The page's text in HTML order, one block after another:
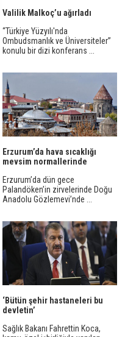
Valilik Malkoç’u ağırladı
“Türkiye Yüzyılı'nda
Ombudsmanlık ve Üniversiteler”
konulu bir dizi konferans ...
Erzurum’da hava sıcaklığı
mevsim normallerinde
Erzurum’da dün gece
Palandöken’in zirvelerinde Doğu
Anadolu Gözlemevi’nde ...
‘Bütün şehir hastaneleri bu
devletin’
Sağlık Bakanı Fahrettin Koca,